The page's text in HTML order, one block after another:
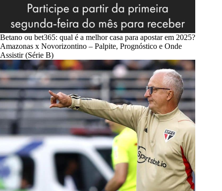
Betano ou bet365: qual é a melhor casa para apostar em 2025?
Amazonas x Novorizontino – Palpite, Prognóstico e Onde
Assistir (Série B)